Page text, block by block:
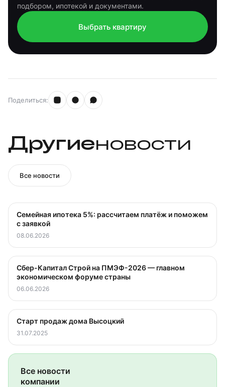
подбором, ипотекой и документами.
Выбрать квартиру
Поделиться:
Другиеновости
Все новости
Семейная ипотека 5%: рассчитаем платёж и поможем
с заявкой
08.06.2026
Сбер-Капитал Строй на ПМЭФ-2026 — главном
экономическом форуме страны
06.06.2026
Старт продаж дома Высоцкий
31.07.2025
Все новости
компании